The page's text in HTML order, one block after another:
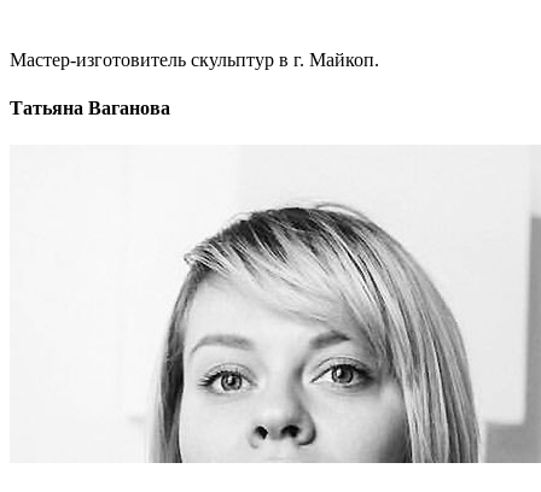
Мастер-изготовитель скульптур в г. Майкоп.
Татьяна Ваганова